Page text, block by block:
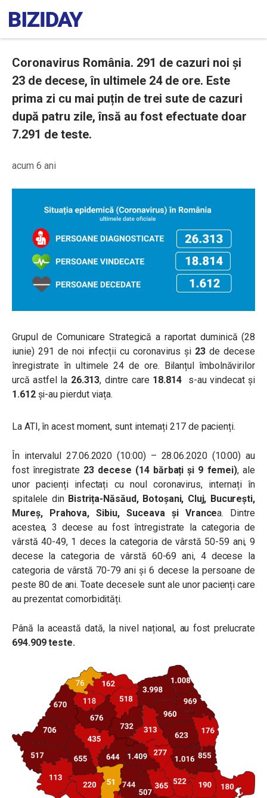
Coronavirus România. 291 de cazuri noi și
23 de decese, în ultimele 24 de ore. Este
prima zi cu mai puțin de trei sute de cazuri
după patru zile, însă au fost efectuate doar
7.291 de teste.
acum 6 ani
Grupul de Comunicare Strategică a raportat duminică (28
iunie) 291 de noi infecții cu coronavirus și 23de decese
înregistrate în ultimele 24 de ore. Bilanțul îmbolnăvirilor
urcă astfel la 26.313, dintre care 18.814 s-au vindecat și
1.612și-au pierdut viața.
La ATI, în acest moment, sunt internați 217 de pacienți.
În intervalul 27.06.2020 (10:00) – 28.06.2020 (10:00) au
fost înregistrate 23 decese (14 bărbați și 9 femei), ale
unor pacienți infectați cu noul coronavirus, internați în
spitalele din Bistrița-Năsăud, Botoșani, Cluj, București,
Mureș, Prahova, Sibiu, Suceava și Vrancea. Dintre
acestea, 3 decese au fost întregistrate la categoria de
vârstă 40-49, 1 deces la categoria de vârstă 50-59 ani, 9
decese la categoria de vârstă 60-69 ani, 4 decese la
categoria de vârstă 70-79 ani și 6 decese la persoane de
peste 80 de ani. Toate decesele sunt ale unor pacienți care
au prezentat comorbidități.
Până la această dată, la nivel național, au fost prelucrate
694.909 teste.